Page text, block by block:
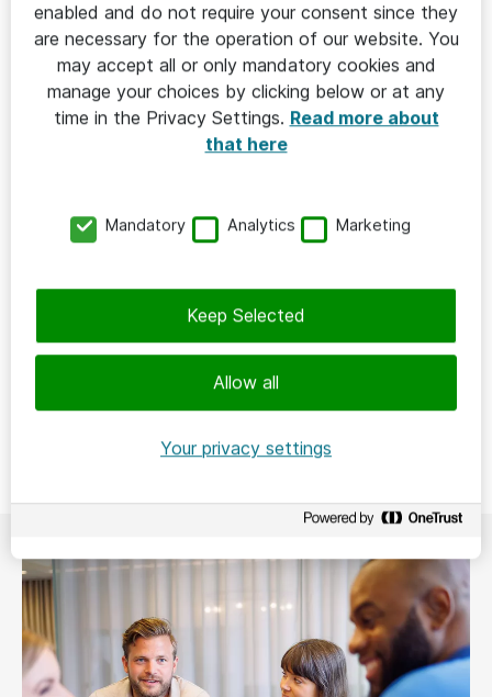
enabled and do not require your consent since they
are necessary for the operation of our website. You
may accept all or only mandatory cookies and
manage your choices by clicking below or at any
time in the Privacy Settings. Read more about
that here
Mandatory Analytics Marketing
Allow all
Keep Selected
Your privacy settings